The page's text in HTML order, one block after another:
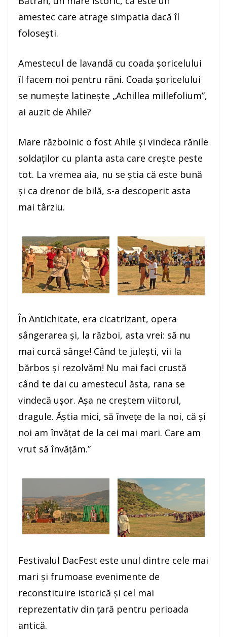
amestec care atrage simpatia dacă îl
foloseşti.
Amestecul de lavandă cu coada şoricelului
îl facem noi pentru răni. Coada şoricelului
se numeşte latineşte „Achillea millefolium”,
ai auzit de Ahile?
Mare războinic o fost Ahile şi vindeca rănile
soldaţilor cu planta asta care creşte peste
tot. La vremea aia, nu se ştia că este bună
şi ca drenor de bilă, s-a descoperit asta
mai târziu.
În Antichitate, era cicatrizant, opera
sângerarea şi, la război, asta vrei: să nu
mai curcă sânge! Când te juleşti, vii la
bărbos şi rezolvăm! Nu mai faci crustă
când te dai cu amestecul ăsta, rana se
vindecă uşor. Aşa ne creştem viitorul,
dragule. Ăştia mici, să înveţe de la noi, că şi
noi am învăţat de la cei mai mari. Care am
vrut să învăţăm.”
Festivalul DacFest este unul dintre cele mai
mari şi frumoase evenimente de
reconstituire istorică şi cel mai
reprezentativ din ţară pentru perioada
antică.